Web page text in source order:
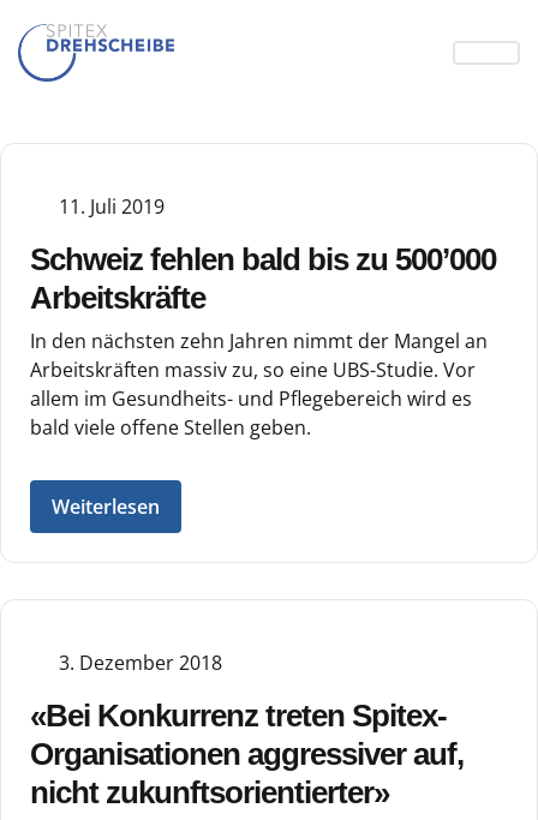
11. Juli 2019
Schweiz fehlen bald bis zu 500’000
Arbeitskräfte
In den nächsten zehn Jahren nimmt der Mangel an
Arbeitskräften massiv zu, so eine UBS-Studie. Vor
allem im Gesundheits- und Pflegebereich wird es
bald viele offene Stellen geben.
Weiterlesen
3. Dezember 2018
«Bei Konkurrenz treten Spitex-
Organisationen aggressiver auf,
nicht zukunftsorientierter»